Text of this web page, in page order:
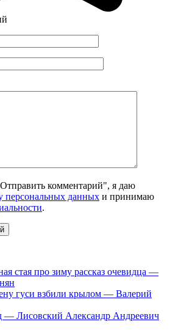
комментарий", я даю
персональных данных и принимаю
.
стая про зиму рассказ очевидца —
гуси взбили крылом — Валерий
— Лисовский Александр Андреевич